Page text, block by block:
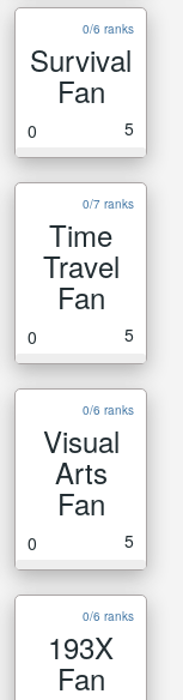
0/6 ranks
Survival
Fan
0 5
0/7 ranks
Time
Travel
Fan
0 5
0/6 ranks
Visual
Arts
Fan
0 5
0/6 ranks
193X
Fan